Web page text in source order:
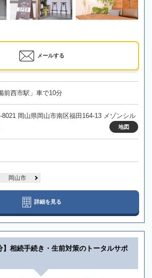
メールする
前西市駅」車で10分
8021 岡山県岡山市南区福田164-13 メゾンシル
地図
岡山市
詳細を見る
】相続手続き・生前対策のトータルサポ